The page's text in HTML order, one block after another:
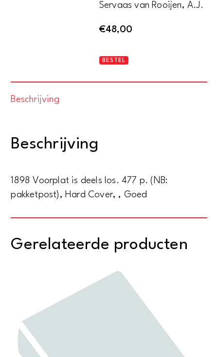
Servaas van Rooijen, A.J.
€48,00
Haagsch
BESTEL
Beschrijving
Beschrijving
1898 Voorplat is deels los. 477 p. (NB:
pakketpost), Hard Cover, , Goed
Gerelateerde producten